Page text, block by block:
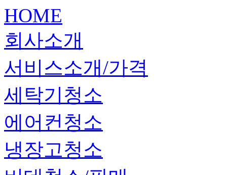
HOME
회사소개
서비스소개/가격
세탁기청소
에어컨청소
냉장고청소